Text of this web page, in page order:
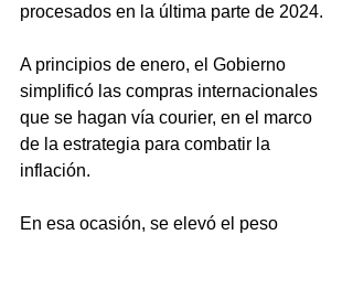
procesados en la última parte de 2024.
A principios de enero, el Gobierno
simplificó las compras internacionales
que se hagan vía courier, en el marco
de la estrategia para combatir la
inflación.
En esa ocasión, se elevó el peso